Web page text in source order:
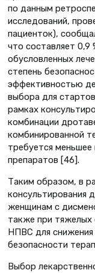
по данным
исследований,
пациенток),
что составляет 0,9
обусловленных
степень
эффективностью
выбора для
рамках
комбинации
комбинированной
требуется
препаратов [46].
Таким образом, в
консультирования
женщинам с
также при
НПВС для снижения
безопасности
Выбор